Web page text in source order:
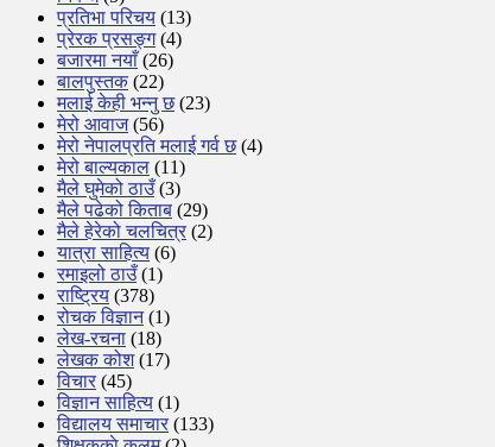
प्रतिभा परिचय (13)
प्रेरक प्रसङ्ग(4)
बजारमा नयाँ(26)
बालपुस्तक(22)
मलाई केही भन्नु छ(23)
मेरो आवाज(56)
मेरो नेपालप्रति मलाई गर्व छ(4)
मेरो बाल्यकाल (11)
मैले घुमेको ठाउँ(3)
मैले पढेको किताब (29)
मैले हेरेको चलचित्र (2)
यात्रा साहित्य (6)
रमाइलो ठाउँ(1)
राष्ट्रिय (378)
रोचक विज्ञान(1)
लेख-रचना (18)
लेखक कोश(17)
विचार (45)
विज्ञान साहित्य (1)
विद्यालय समाचार (133)